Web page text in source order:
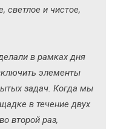
светлое и чистое,
в рамках дня
элементы
задач. Когда мы
в течение двух
второй раз,